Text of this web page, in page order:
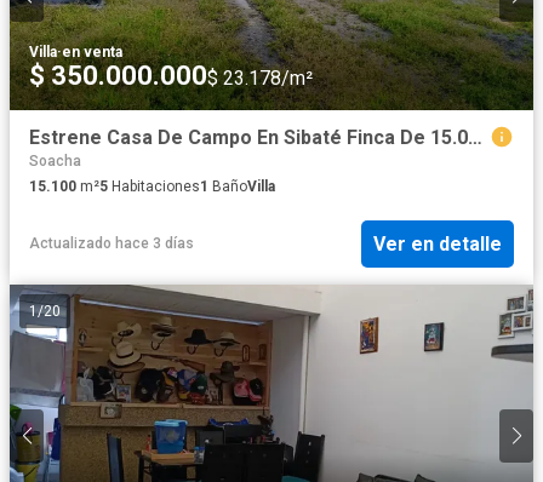
Villa·en venta
$ 350.000.000$ 23.178/m²
Estrene Casa De Campo En Sibaté Finca De 15.000m² (2.3 Fanegadas), Vía Pavimentada.
Soacha
15.100 m²5 Habitaciones1 BañoVilla
Actualizado hace 3 días Ver en detalle
1/20